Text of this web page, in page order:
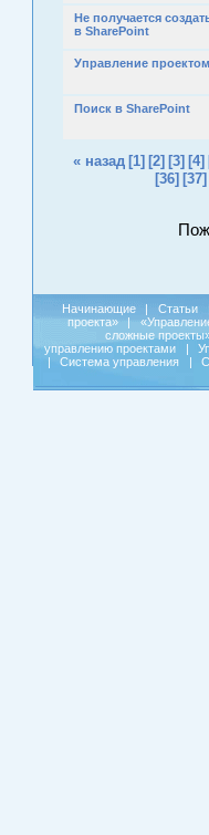
Не получается
в SharePoint
Управление проектом
Поиск в SharePoint
« назад [1] [2] [3] [4]
[36] [37]
Начинающие | Статьи
проекта»
|
сложные
управлению проектами
|
|
Система управления |